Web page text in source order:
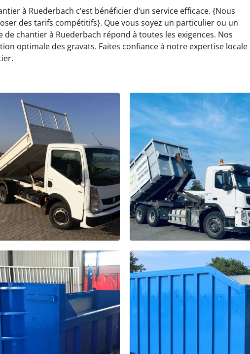
à Ruederbach c’est bénéficier d’un service efficace. {Nous
des tarifs compétitifs}. Que vous soyez un particulier ou un
chantier à Ruederbach répond à toutes les exigences. Nos
optimale des gravats. Faites confiance à notre expertise locale